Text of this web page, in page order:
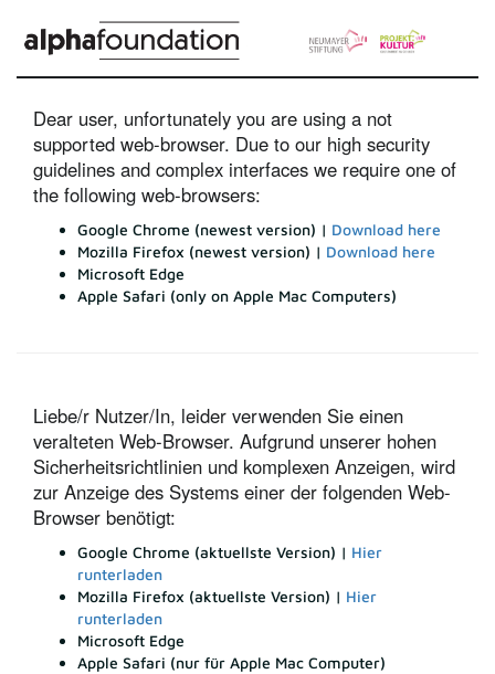
Dear user, unfortunately you are using a not
supported web-browser. Due to our high security
guidelines and complex interfaces we require one of
the following web-browsers:
Google Chrome (newest version) | Download here
Mozilla Firefox (newest version) | Download here
Microsoft Edge
Apple Safari (only on Apple Mac Computers)
Liebe/r Nutzer/In, leider verwenden Sie einen
veralteten Web-Browser. Aufgrund unserer hohen
Sicherheitsrichtlinien und komplexen Anzeigen, wird
zur Anzeige des Systems einer der folgenden Web-
Browser benötigt:
Google Chrome (aktuellste Version) | Hier
runterladen
Mozilla Firefox (aktuellste Version) | Hier
runterladen
Microsoft Edge
Apple Safari (nur für Apple Mac Computer)